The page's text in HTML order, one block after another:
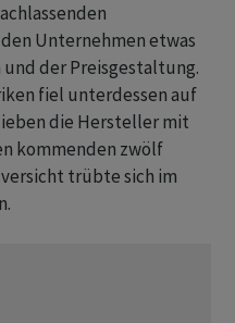
⁠Unternehmen etwas
​der Preisgestaltung.
fiel unterdessen auf
die Hersteller mit
kommenden zwölf
‌trübte sich im